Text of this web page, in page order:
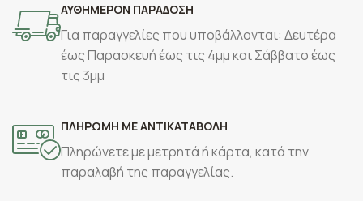
ΑΥΘΗΜΕΡΟΝ ΠΑΡΑΔΟΣΗ
Για παραγγελίες που υποβάλλονται: Δευτέρα
έως Παρασκευή έως τις 4μμ και Σάββατο έως
τις 3μμ
ΠΛΗΡΩΜΗ ΜΕ ΑΝΤΙΚΑΤΑΒΟΛΗ
Πληρώνετε με μετρητά ή κάρτα, κατά την
παραλαβή της παραγγελίας.